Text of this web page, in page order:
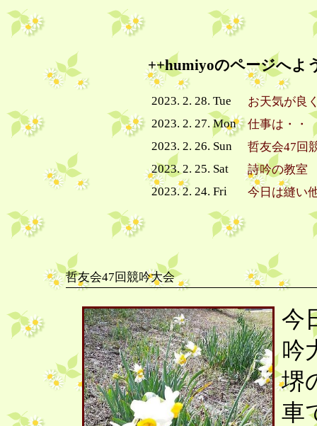
++humiyoのページへよ
2023. 2. 28. Tue
お天気が良
2023. 2. 27. Mon
仕事は・・
2023. 2. 26. Sun
哲友会47回
2023. 2. 25. Sat
詩吟の教室
2023. 2. 24. Fri
今日は縫い
哲友会47回競吟大会
今
吟
堺
車